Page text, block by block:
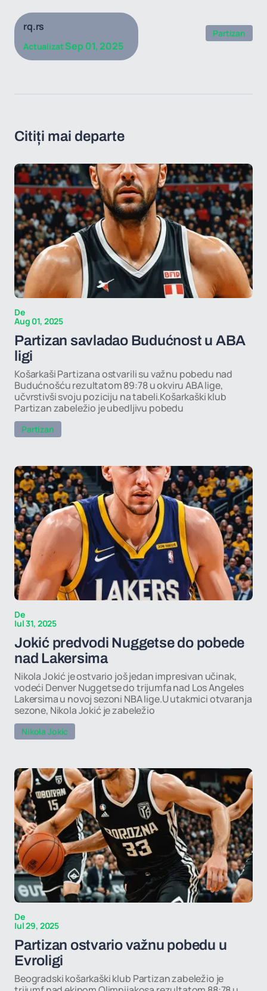
rq.rs
ActualizatSep 01, 2025
Partizan
Citiți mai departe
De
Aug 01, 2025
Partizan savladao Budućnost u ABA
ligi
Košarkaši Partizana ostvarili su važnu pobedu nad
Budućnošću rezultatom 89:78 u okviru ABA lige,
učvrstivši svoju poziciju na tabeli.Košarkaški klub
Partizan zabeležio je ubedljivu pobedu
Partizan
De
Iul 31, 2025
Jokić predvodi Nuggetse do pobede
nad Lakersima
Nikola Jokić je ostvario još jedan impresivan učinak,
vodeći Denver Nuggetse do trijumfa nad Los Angeles
Lakersima u novoj sezoni NBA lige.U utakmici otvaranja
sezone, Nikola Jokić je zabeležio
Nikola Jokic
De
Iul 29, 2025
Partizan ostvario važnu pobedu u
Evroligi
Beogradski košarkaški klub Partizan zabeležio je